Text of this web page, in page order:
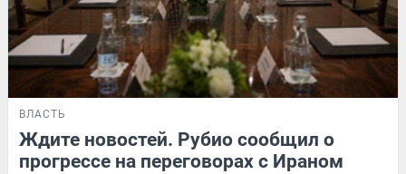
ВЛАСТЬ
Ждите новостей. Рубио сообщил о
прогрессе на переговорах с Ираном